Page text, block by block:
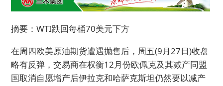
摘要：WTI跌回每桶70美元下方
在周四欧美原油期货遭遇抛售后，周五(9月27日)收盘
略有反弹，交易商在权衡12月份欧佩克及其减产同盟
国取消自愿增产后伊拉克和哈萨克斯坦仍然要以减产